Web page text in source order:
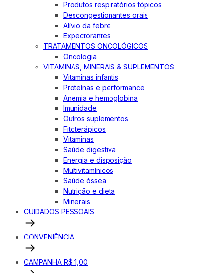
Produtos respiratórios tópicos
Descongestionantes orais
Alívio da febre
Expectorantes
TRATAMENTOS ONCOLÓGICOS
Oncologia
VITAMINAS, MINERAIS & SUPLEMENTOS
Vitaminas infantis
Proteínas e performance
Anemia e hemoglobina
Imunidade
Outros suplementos
Fitoterápicos
Vitaminas
Saúde digestiva
Energia e disposição
Multivitamínicos
Saúde óssea
Nutrição e dieta
Minerais
CUIDADOS PESSOAIS
CONVENIÊNCIA
CAMPANHA R$ 1,00